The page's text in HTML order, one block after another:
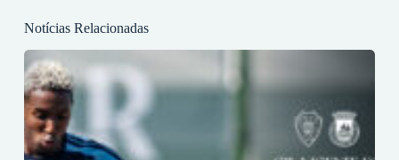
Notícias Relacionadas